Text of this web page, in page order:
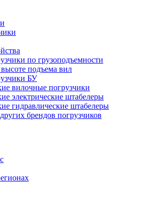
по грузоподъемности
подъема вил
БУ
вилочные погрузчики
электрические штабелеры
гидравлические штабелеры
брендов погрузчиков